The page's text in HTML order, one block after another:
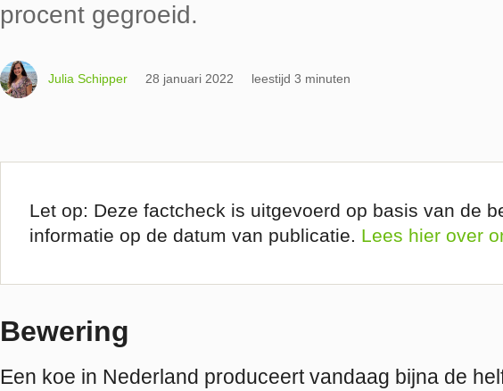
procent gegroeid.
Julia Schipper 28 januari 2022 leestijd 3 minuten
Let op: Deze factcheck is uitgevoerd op basis van de
informatie op de datum van publicatie. Lees hier over
Bewering
Een koe in Nederland produceert vandaag bijna de